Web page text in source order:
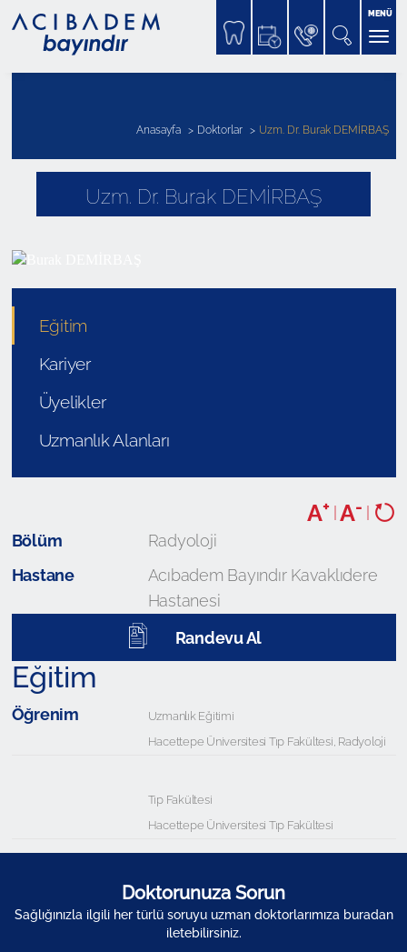
MENÜ
Uzm. Dr. Burak DEMİRBAŞ
Anasayfa Doktorlar Uzm. Dr. Burak DEMİRBAŞ
Eğitim
Kariyer
Üyelikler
Uzmanlık Alanları
A+ A-
Bölüm
Radyoloji
Hastane
Acıbadem Bayındır Kavaklıdere
Hastanesi
Randevu Al
Eğitim
Öğrenim
Uzmanlık Eğitimi
Hacettepe Üniversitesi Tıp Fakültesi, Radyoloji
Tıp Fakültesi
Hacettepe Üniversitesi Tıp Fakültesi
Doktorunuza Sorun
Sağlığınızla ilgili her türlü soruyu uzman doktorlarımıza buradan
iletebilirsiniz.